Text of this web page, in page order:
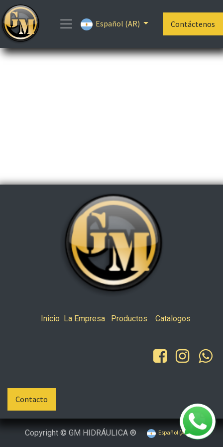
Español (AR) Contáctenos
Inicio La Empresa Productos Catalogos
Contacto
Copyright © GM HIDRÁULICA ® Español (AR)